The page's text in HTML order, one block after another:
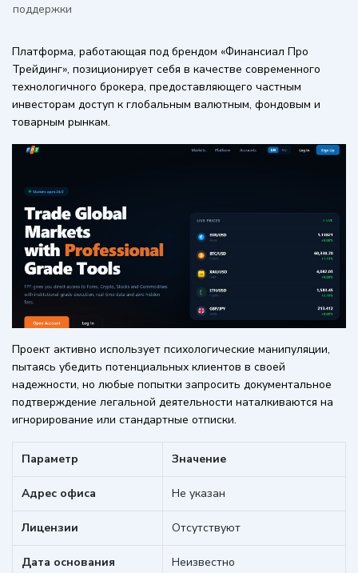
поддержки
Платформа, работающая под брендом «Финансиал Про
Трейдинг», позиционирует себя в качестве современного
технологичного брокера, предоставляющего частным
инвесторам доступ к глобальным валютным, фондовым и
товарным рынкам.
Проект активно использует психологические манипуляции,
пытаясь убедить потенциальных клиентов в своей
надежности, но любые попытки запросить документальное
подтверждение легальной деятельности наталкиваются на
игнорирование или стандартные отписки.
Параметр Значение
Адрес офиса Не указан
Лицензии Отсутствуют
Дата основания Неизвестно